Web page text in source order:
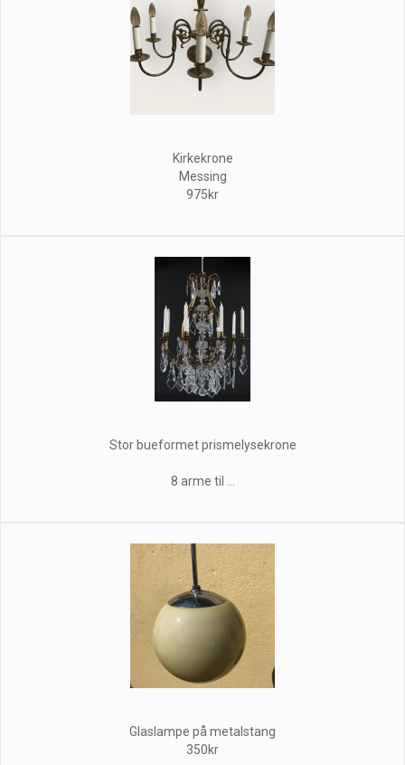
Kirkekrone
Messing
975kr
Stor bueformet prismelysekrone
8 arme til ...
Glaslampe på metalstang
350kr